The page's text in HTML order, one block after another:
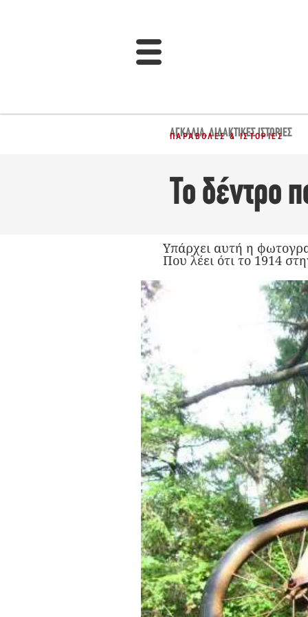
ΑΓΚΑΛΙΆ,ΔΙΔΑΚΤΙΚΈΣ ΙΣΤΟΡΊΕΣ
ΠΑΡΑΒΟΛΈΣ & ΙΣΤΟΡΊΕΣ
Το δέντρο
Υπάρχει αυτή η
Που λέει ότι το 1914